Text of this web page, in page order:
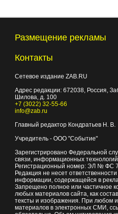
Размещение рекламы
Контакты
Сетевое издание ZAB.RU
Адрес редакции: 672038, Россия,
Шилова, д. 100
+7 (3022) 32-55-66
info@zab.ru
Главный редактор Кондратьев Н. В.
Учредитель - ООО "Событие"
Зарегистрировано Федеральной
связи, информационных
Регистрационный номер: ЭЛ № ФС
Редакция не несет
информации, содержащейся в
Запрещено полное или частичное
любых материалов сайта, как
тексты и изображения. При любом
материалов в электронных СМИ,